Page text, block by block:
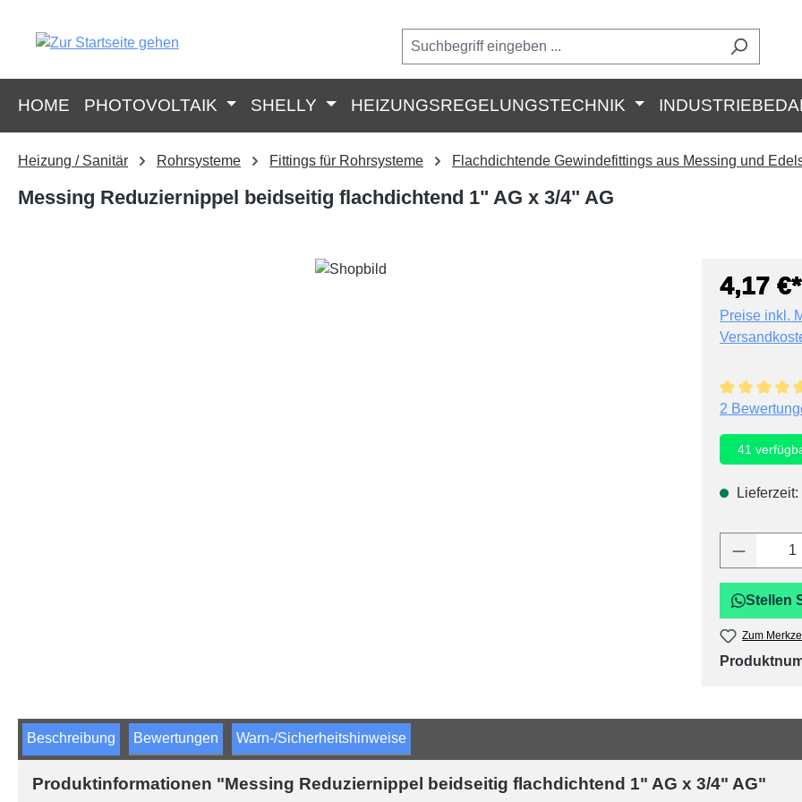
HOME PHOTOVOLTAIK SHELLY HEIZUNGSREGELUNGSTECHNIK
Heizung / Sanitär Rohrsysteme Fittings für Rohrsysteme Flachdichtende Gewindefittings aus Messing und
Messing Reduziernippel beidseitig flachdichtend 1" AG x 3/4" AG
4,17 €*
Preise inkl.
2
41
Stellen
Zum
Beschreibung Bewertungen Warn-/Sicherheitshinweise
Produktinformationen "Messing Reduziernippel beidseitig flachdichtend 1" AG x 3/4" AG"